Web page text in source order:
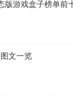
版游戏盒子榜单前
文一览